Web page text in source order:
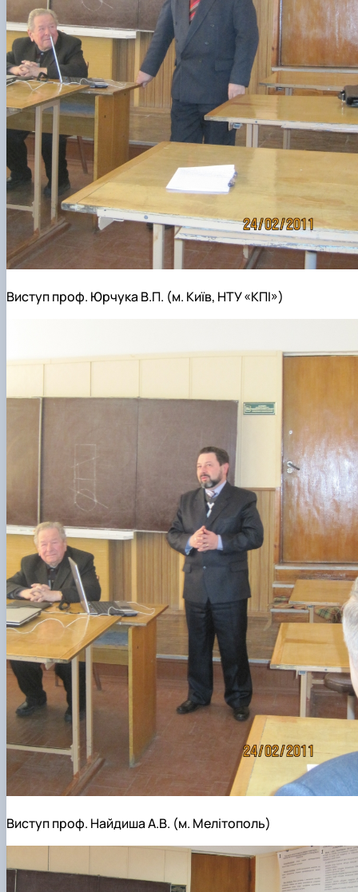
Виступ проф. Юрчука В.П. (м. Київ, НТУ «КПІ»)
Виступ проф. Найдиша А.В. (м. Мелітополь)